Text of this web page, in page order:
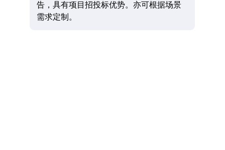
告，具有项目招投标优势。亦可根据场景
需求定制。